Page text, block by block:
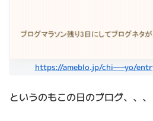
https://ameblo.jp/chi—–yo/
というのもこの日のブログ、、、